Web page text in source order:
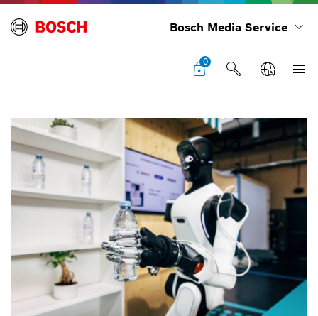
Bosch Media Service
0